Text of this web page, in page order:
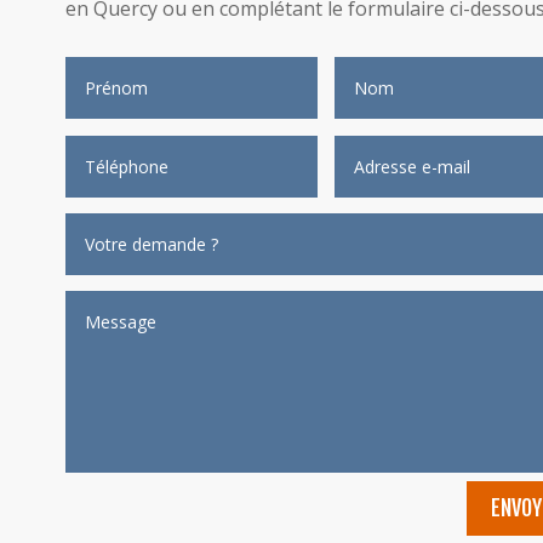
en Quercy ou en complétant le formulaire ci-